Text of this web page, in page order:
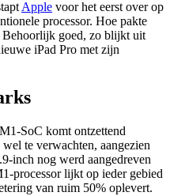
Apple voor het eerst over op
processor. Hoe pakte
Behoorlijk goed, zo blijkt uit
iPad Pro met zijn
SoC komt ontzettend
te verwachten, aangezien
inch nog werd aangedreven
processor lijkt op ieder gebied
van ruim 50% oplevert.